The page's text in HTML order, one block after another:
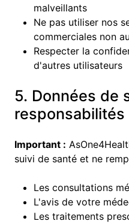
malveillants
Ne pas utiliser nos
commerciales non
Respecter la
d'autres utilisateurs
5. Données de
responsabilités
Important :
suivi de santé et ne
Les consultations
L'avis de votre
Les traitements